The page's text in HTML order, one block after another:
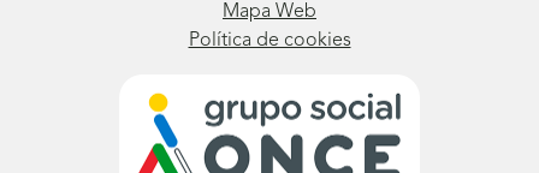
Mapa Web
Política de cookies